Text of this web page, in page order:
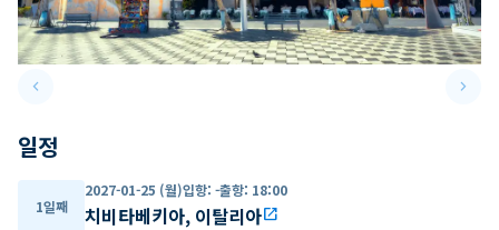
keyboard_arrow_leftPrevious slide keyboard_arrow_right
일정
1일째
2027-01-25 (월)입항: -출항: 18:00
치비타베키아, 이탈리아open_in_new